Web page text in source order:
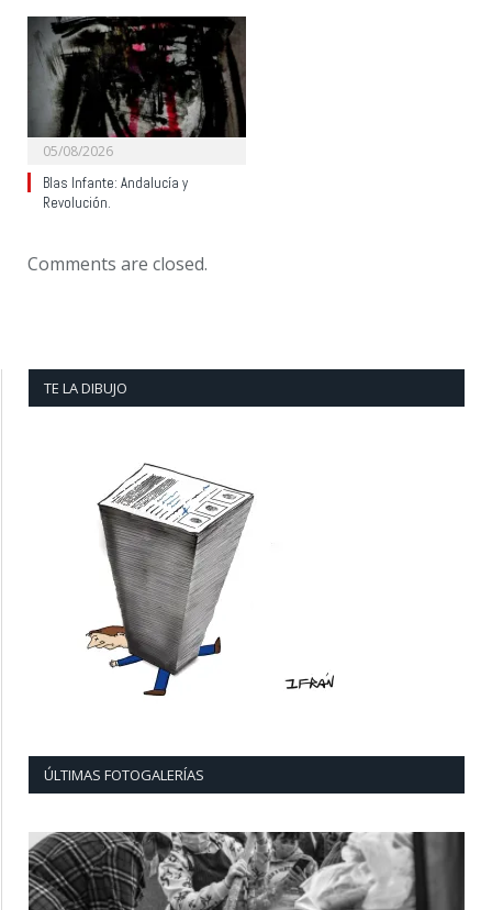
05/08/2026
Blas Infante: Andalucía y
Revolución.
Comments are closed.
TE LA DIBUJO
ÚLTIMAS FOTOGALERÍAS